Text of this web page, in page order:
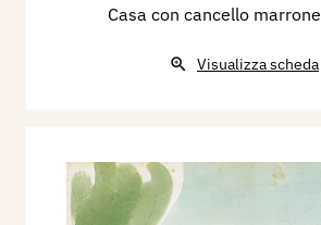
Casa con cancello marrone
Visualizza scheda